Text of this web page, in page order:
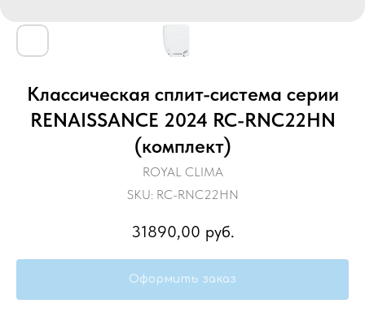
Классическая сплит-система серии
RENAISSANCE 2024 RC-RNС22HN
(комплект)
ROYAL CLIMA
SKU: RC-RNС22HN
31890,00 руб.
Оформить заказ